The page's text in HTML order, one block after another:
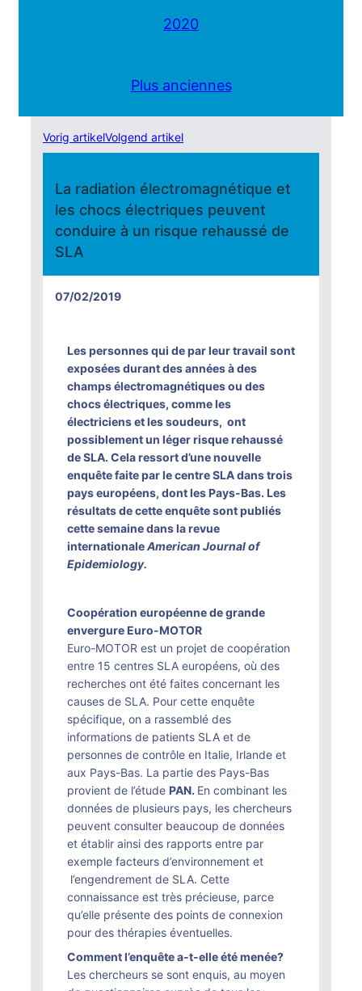
2020
Plus anciennes
Vorig artikelVolgend artikel
La radiation électromagnétique et
les chocs électriques peuvent
conduire à un risque rehaussé de
SLA
07/02/2019
Les personnes qui de par leur travail sont
exposées durant des années à des
champs électromagnétiques ou des
chocs électriques, comme les
électriciens et les soudeurs, ont
possiblement un léger risque rehaussé
de SLA. Cela ressort d’une nouvelle
enquête faite par le centre SLA dans trois
pays européens, dont les Pays-Bas. Les
résultats de cette enquête sont publiés
cette semaine dans la revue
internationaleAmerican Journal of
Epidemiology.
Coopération européenne de grande
envergure Euro-MOTOR
Euro-MOTOR est un projet de coopération
entre 15 centres SLA européens, où des
recherches ont été faites concernant les
causes de SLA. Pour cette enquête
spécifique, on a rassemblé des
informations de patients SLA et de
personnes de contrôle en Italie, Irlande et
aux Pays-Bas. La partie des Pays-Bas
provient de l’étude PAN. En combinant les
données de plusieurs pays, les chercheurs
peuvent consulter beaucoup de données
et établir ainsi des rapports entre par
exemple facteurs d’environnement et
l’engendrement de SLA. Cette
connaissance est très précieuse, parce
qu’elle présente des points de connexion
pour des thérapies éventuelles.
Comment l’enquête a-t-elle été menée?
Les chercheurs se sont enquis, au moyen